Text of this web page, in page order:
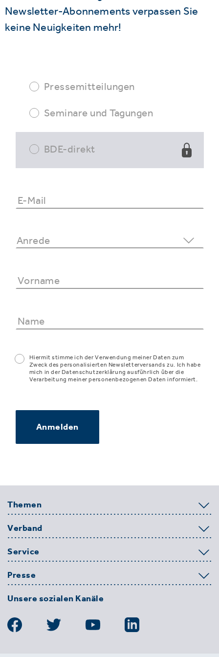
Newsletter-Abonnements verpassen Sie
keine Neuigkeiten mehr!
Pressemitteilungen
Seminare und Tagungen
BDE-direkt
Hiermit stimme ich der Verwendung meiner Daten zum
Zweck des personalisierten Newsletterversands zu. Ich habe
mich in der Datenschutzerklärung ausführlich über die
Verarbeitung meiner personenbezogenen Daten informiert.
Anmelden
Themen
Verband
Service
Presse
Unsere sozialen Kanäle